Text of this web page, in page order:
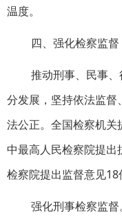
温度。
四、强化检察监
推动刑事、民事
分发展，坚持依法监督
法公正。全国检察机
中最高人民检察院提
检察院提出监督意见18
强化刑事检察监